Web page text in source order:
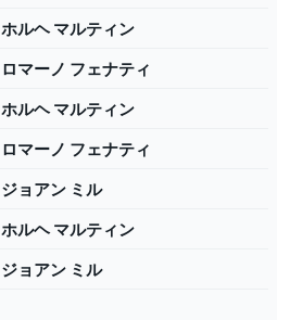
ホルヘ マルティン
ロマーノ フェナティ
ホルヘ マルティン
ロマーノ フェナティ
ジョアン ミル
ホルヘ マルティン
ジョアン ミル